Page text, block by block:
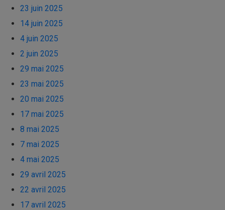
23 juin 2025
14 juin 2025
4 juin 2025
2 juin 2025
29 mai 2025
23 mai 2025
20 mai 2025
17 mai 2025
8 mai 2025
7 mai 2025
4 mai 2025
29 avril 2025
22 avril 2025
17 avril 2025